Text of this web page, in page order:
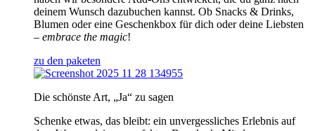
deinem Wunsch dazubuchen kannst. Ob Snacks & Drinks,
Blumen oder eine Geschenkbox für dich oder deine Liebsten
– embrace the magic!
zu den paketen
Die schönste Art, „Ja“ zu sagen
Schenke etwas, das bleibt: ein unvergessliches Erlebnis auf